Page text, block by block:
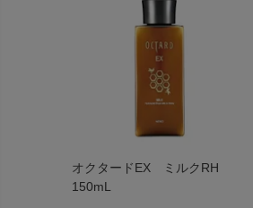
オクタードEX ミルクRH
150mL